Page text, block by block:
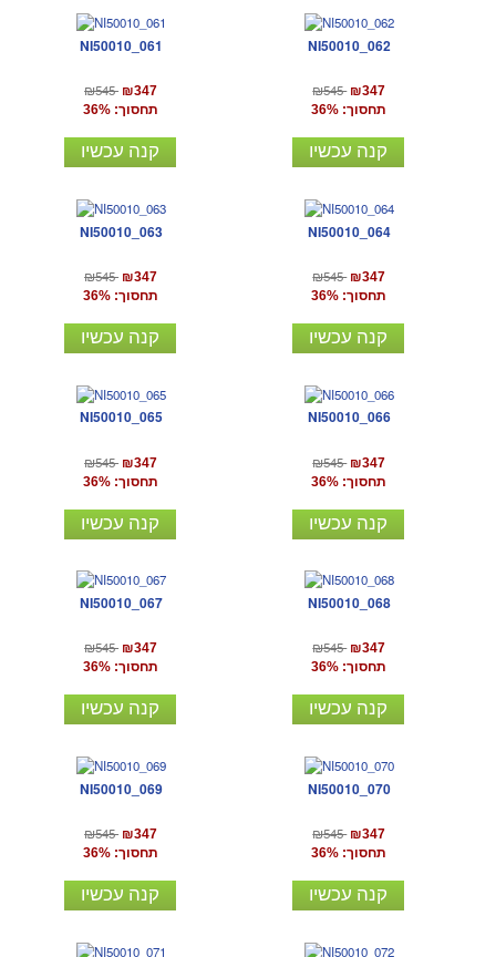
NI50010_061
₪545 ₪347
תחסוך: 36%
קנה עכשיו
NI50010_062
₪545 ₪347
תחסוך: 36%
קנה עכשיו
NI50010_063
₪545 ₪347
תחסוך: 36%
קנה עכשיו
NI50010_064
₪545 ₪347
תחסוך: 36%
קנה עכשיו
NI50010_065
₪545 ₪347
תחסוך: 36%
קנה עכשיו
NI50010_066
₪545 ₪347
תחסוך: 36%
קנה עכשיו
NI50010_067
₪545 ₪347
תחסוך: 36%
קנה עכשיו
NI50010_068
₪545 ₪347
תחסוך: 36%
קנה עכשיו
NI50010_069
₪545 ₪347
תחסוך: 36%
קנה עכשיו
NI50010_070
₪545 ₪347
תחסוך: 36%
קנה עכשיו